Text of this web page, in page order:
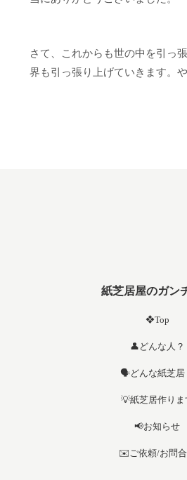
さて、これからも世の中を引っ
界も引っ張り上げていきます。
紙芝居屋のガン
❖Top
👤どんな人？
🗣️どんな紙芝居
💡紙芝居作りま
📢お知らせ
✉️ご依頼/お問